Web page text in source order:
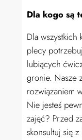
Dla kogo są
Dla
plecy
lubiących
gronie. Nasze
rozwiązaniem
Nie jesteś
zajęć? Przed
skonsultuj się